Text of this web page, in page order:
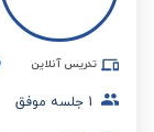
تدریس آنلاین
1 جلسه موفق